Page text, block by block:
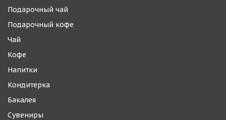
Подарочный чай
Подарочный кофе
Чай
Кофе
Напитки
Кондитерка
Бакалея
Сувениры